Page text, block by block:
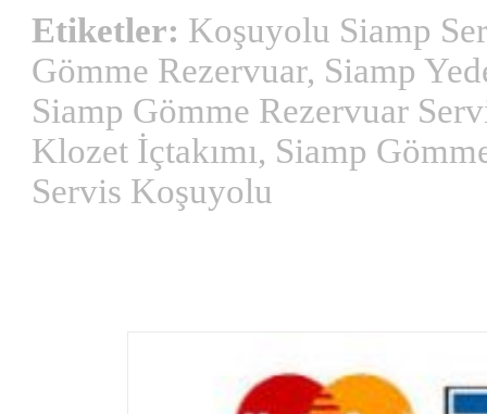
Etiketler: Koşuyolu Siamp
Gömme Rezervuar, Siamp
Siamp Gömme Rezervuar
Klozet İçtakımı, Siamp
Servis Koşuyolu